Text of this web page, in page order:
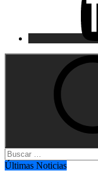
Buscar:
Últimas Noticias